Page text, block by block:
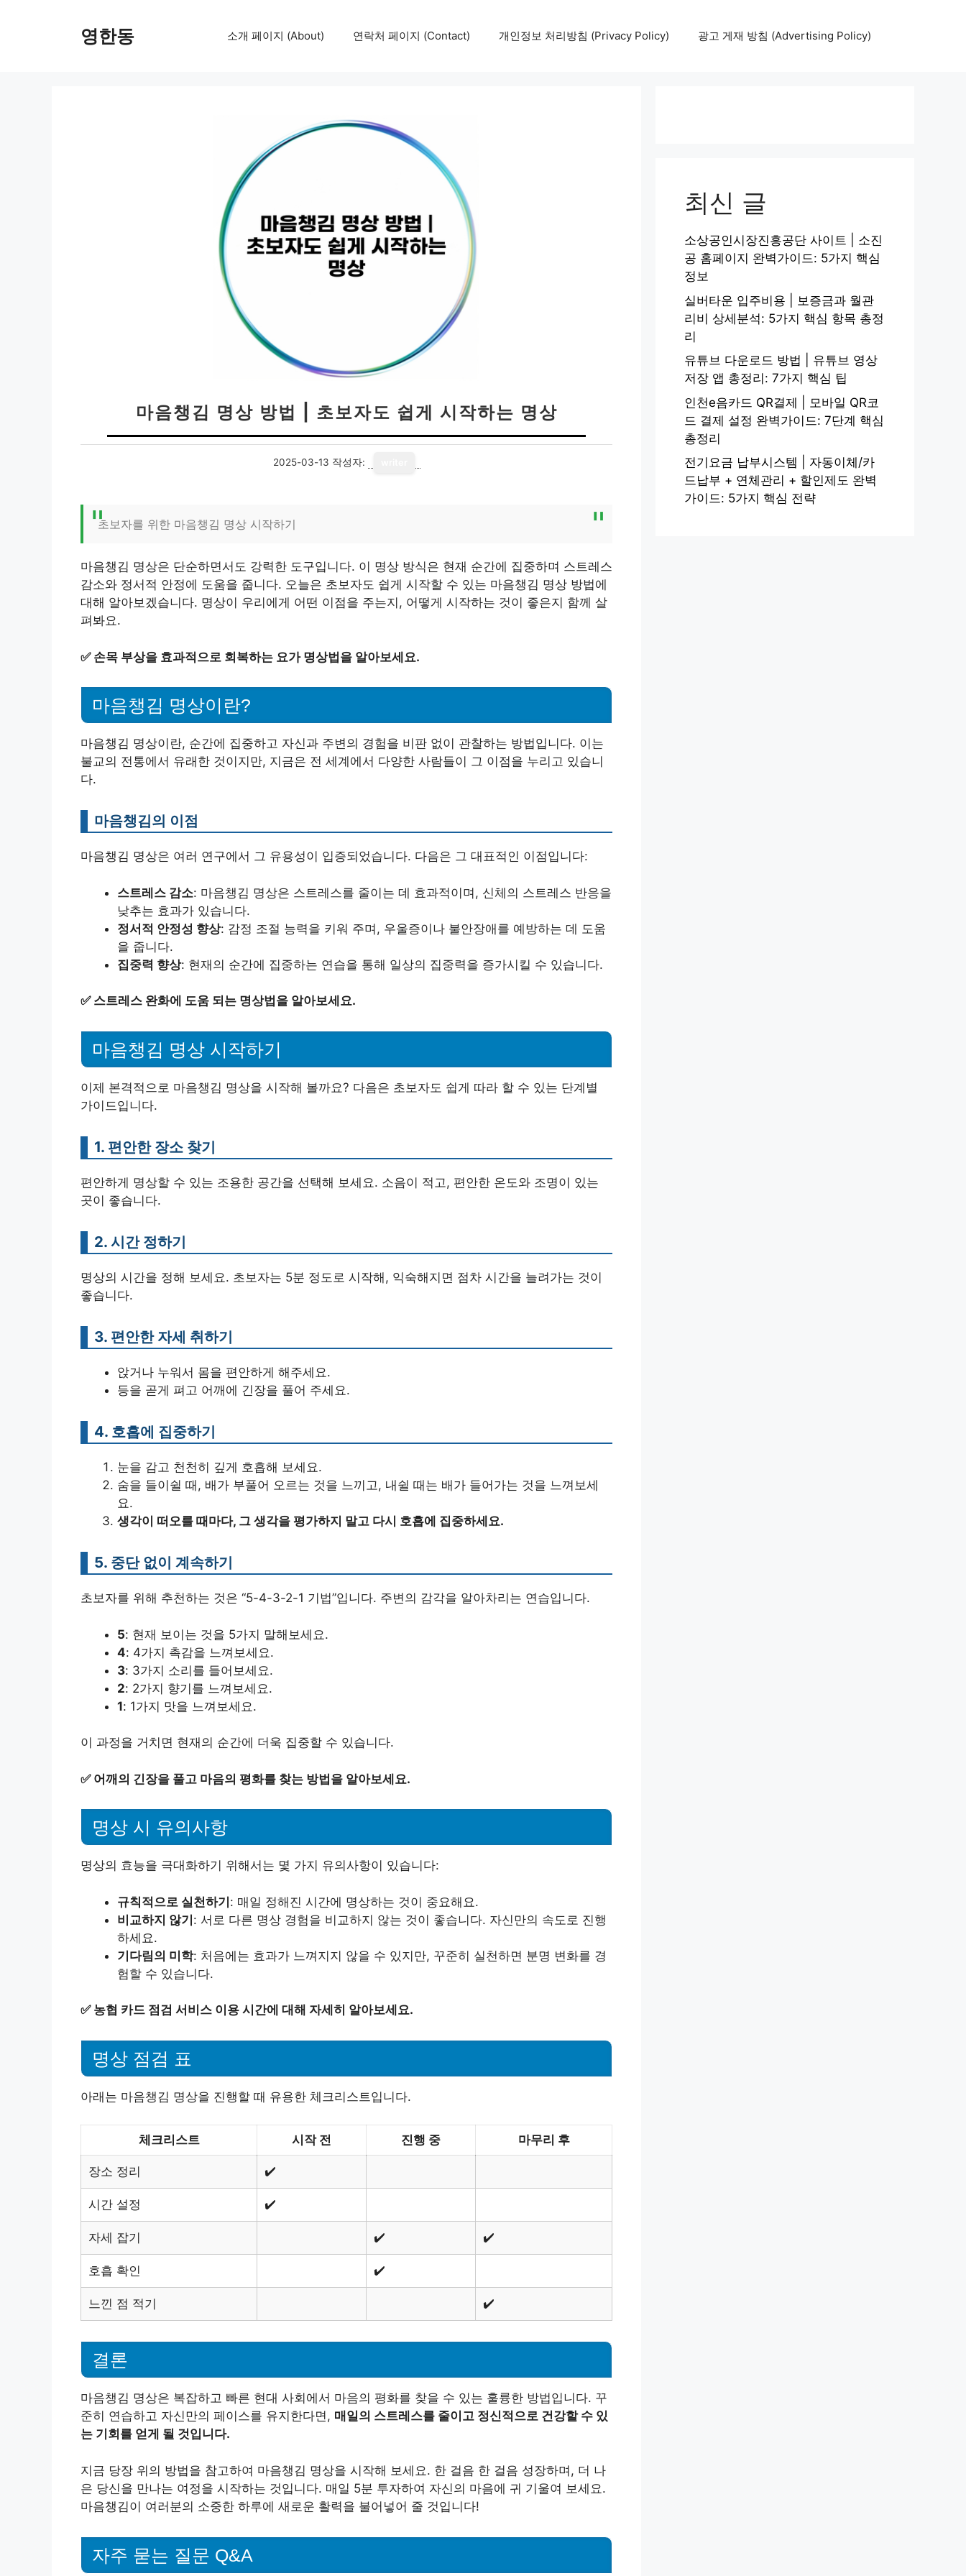
영한동 소개 페이지 (About) 연락처 페이지 (Contact) 개인정보 처리방침 (Privacy Policy) 광고 게재 방침 (Advertising Policy)
마음챙김 명상 방법 | 초보자도 쉽게 시작하는 명상
2025-03-13 작성자:
초보자를 위한 마음챙김 명상 시작하기
마음챙김 명상은 단순하면서도 강력한 도구입니다. 이 명상 방식은 현재 순간에 집중하며 스트레스
감소와 정서적 안정에 도움을 줍니다. 오늘은 초보자도 쉽게 시작할 수 있는 마음챙김 명상 방법에
대해 알아보겠습니다. 명상이 우리에게 어떤 이점을 주는지, 어떻게 시작하는 것이 좋은지 함께 살
펴봐요.
✅ 손목 부상을 효과적으로 회복하는 요가 명상법을 알아보세요.
마음챙김 명상이란?
마음챙김 명상이란, 순간에 집중하고 자신과 주변의 경험을 비판 없이 관찰하는 방법입니다. 이는
불교의 전통에서 유래한 것이지만, 지금은 전 세계에서 다양한 사람들이 그 이점을 누리고 있습니
다.
마음챙김의 이점
마음챙김 명상은 여러 연구에서 그 유용성이 입증되었습니다. 다음은 그 대표적인 이점입니다:
스트레스 감소: 마음챙김 명상은 스트레스를 줄이는 데 효과적이며, 신체의 스트레스 반응을
낮추는 효과가 있습니다.
정서적 안정성 향상: 감정 조절 능력을 키워 주며, 우울증이나 불안장애를 예방하는 데 도움
을 줍니다.
집중력 향상: 현재의 순간에 집중하는 연습을 통해 일상의 집중력을 증가시킬 수 있습니다.
✅ 스트레스 완화에 도움 되는 명상법을 알아보세요.
마음챙김 명상 시작하기
이제 본격적으로 마음챙김 명상을 시작해 볼까요? 다음은 초보자도 쉽게 따라 할 수 있는 단계별
가이드입니다.
1. 편안한 장소 찾기
편안하게 명상할 수 있는 조용한 공간을 선택해 보세요. 소음이 적고, 편안한 온도와 조명이 있는
곳이 좋습니다.
2. 시간 정하기
명상의 시간을 정해 보세요. 초보자는 5분 정도로 시작해, 익숙해지면 점차 시간을 늘려가는 것이
좋습니다.
3. 편안한 자세 취하기
앉거나 누워서 몸을 편안하게 해주세요.
등을 곧게 펴고 어깨에 긴장을 풀어 주세요.
4. 호흡에 집중하기
눈을 감고 천천히 깊게 호흡해 보세요.
숨을 들이쉴 때, 배가 부풀어 오르는 것을 느끼고, 내쉴 때는 배가 들어가는 것을 느껴보세
요.
생각이 떠오를 때마다, 그 생각을 평가하지 말고 다시 호흡에 집중하세요.
5. 중단 없이 계속하기
초보자를 위해 추천하는 것은 “5-4-3-2-1 기법”입니다. 주변의 감각을 알아차리는 연습입니다.
5: 현재 보이는 것을 5가지 말해보세요.
4: 4가지 촉감을 느껴보세요.
3: 3가지 소리를 들어보세요.
2: 2가지 향기를 느껴보세요.
1: 1가지 맛을 느껴보세요.
이 과정을 거치면 현재의 순간에 더욱 집중할 수 있습니다.
✅ 어깨의 긴장을 풀고 마음의 평화를 찾는 방법을 알아보세요.
명상 시 유의사항
명상의 효능을 극대화하기 위해서는 몇 가지 유의사항이 있습니다:
규칙적으로 실천하기: 매일 정해진 시간에 명상하는 것이 중요해요.
비교하지 않기: 서로 다른 명상 경험을 비교하지 않는 것이 좋습니다. 자신만의 속도로 진행
하세요.
기다림의 미학: 처음에는 효과가 느껴지지 않을 수 있지만, 꾸준히 실천하면 분명 변화를 경
험할 수 있습니다.
✅ 농협 카드 점검 서비스 이용 시간에 대해 자세히 알아보세요.
명상 점검 표
아래는 마음챙김 명상을 진행할 때 유용한 체크리스트입니다.
체크리스트 시작 전 진행 중 마무리 후
장소 정리 ✔️
시간 설정 ✔️
자세 잡기 ✔️ ✔️
호흡 확인 ✔️
느낀 점 적기 ✔️
결론
마음챙김 명상은 복잡하고 빠른 현대 사회에서 마음의 평화를 찾을 수 있는 훌륭한 방법입니다. 꾸
준히 연습하고 자신만의 페이스를 유지한다면, 매일의 스트레스를 줄이고 정신적으로 건강할 수 있
는 기회를 얻게 될 것입니다.
지금 당장 위의 방법을 참고하여 마음챙김 명상을 시작해 보세요. 한 걸음 한 걸음 성장하며, 더 나
은 당신을 만나는 여정을 시작하는 것입니다. 매일 5분 투자하여 자신의 마음에 귀 기울여 보세요.
마음챙김이 여러분의 소중한 하루에 새로운 활력을 불어넣어 줄 것입니다!
자주 묻는 질문 Q&A
최신 글
소상공인시장진흥공단 사이트 | 소진
공 홈페이지 완벽가이드: 5가지 핵심
정보
실버타운 입주비용 | 보증금과 월관
리비 상세분석: 5가지 핵심 항목 총정
리
유튜브 다운로드 방법 | 유튜브 영상
저장 앱 총정리: 7가지 핵심 팁
인천e음카드 QR결제 | 모바일 QR코
드 결제 설정 완벽가이드: 7단계 핵심
총정리
전기요금 납부시스템 | 자동이체/카
드납부 + 연체관리 + 할인제도 완벽
가이드: 5가지 핵심 전략